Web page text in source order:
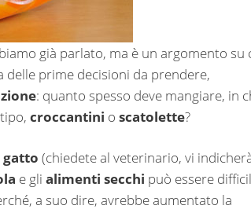
già parlato, ma è un argomento su
prime decisioni da prendere,
: quanto spesso deve mangiare, in
croccantini o scatolette?
gatto (chiedete al veterinario, vi
e gli alimenti secchi può essere
a suo dire, avrebbe aumentato la